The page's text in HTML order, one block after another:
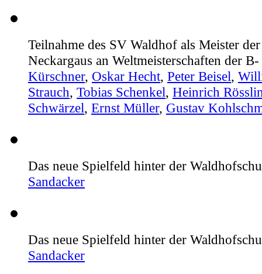
Teilnahme des SV Waldhof als Meister
Neckargaus an Weltmeisterschaften der
Kürschner, Oskar Hecht, Peter Beisel,
Strauch, Tobias Schenkel, Heinrich
Schwärzel, Ernst Müller, Gustav
Das neue Spielfeld hinter der
Sandacker
Das neue Spielfeld hinter der
Sandacker